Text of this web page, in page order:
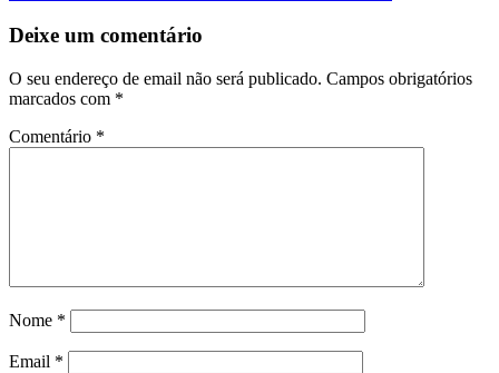
Deixe um comentário
O seu endereço de email não será publicado. Campos obrigatórios
marcados com *
Comentário *
Nome *
Email *